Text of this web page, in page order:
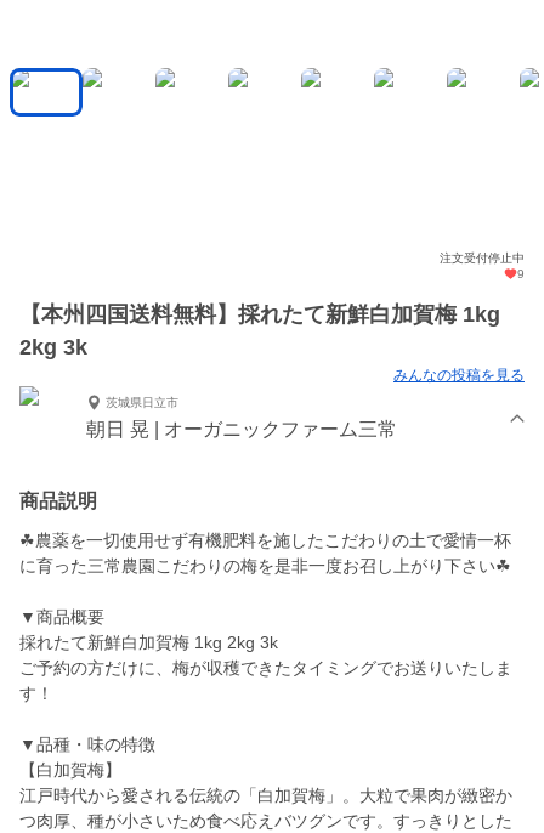
注文受付停止中
9
【本州四国送料無料】採れたて新鮮白加賀梅 1kg
2kg 3k
みんなの投稿を見る
茨城県日立市
朝日 晃 | オーガニックファーム三常
商品説明
☘農薬を一切使用せず有機肥料を施したこだわりの土で愛情一杯
に育った三常農園こだわりの梅を是非一度お召し上がり下さい☘
▼商品概要
採れたて新鮮白加賀梅 1kg 2kg 3k
ご予約の方だけに、梅が収穫できたタイミングでお送りいたしま
す！
▼品種・味の特徴
【白加賀梅】
江戸時代から愛される伝統の「白加賀梅」。大粒で果肉が緻密か
つ肉厚、種が小さいため食べ応えバツグンです。すっきりとした